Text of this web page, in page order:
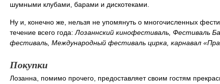
шумными клубами, барами и дискотеками.
Ну и, конечно же, нельзя не упомянуть о многочисленных
течение всего года:Лозаннский кинофестиваль, Фестиваль
фестиваль, Международный фестиваль цирка, карнавал
Покупки
Лозанна, помимо прочего, предоставляет своим гостям